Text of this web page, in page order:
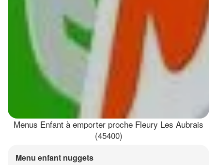
Menus Enfant à emporter proche Fleury Les Aubrais
(45400)
Menu enfant nuggets